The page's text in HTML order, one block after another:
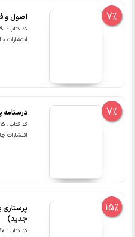
7% اصول و
کد کتاب : 100390
انتشارات
7% درسنامه
کد کتاب : 100395
انتشارات
15%
جدید)
کد کتاب : 100397